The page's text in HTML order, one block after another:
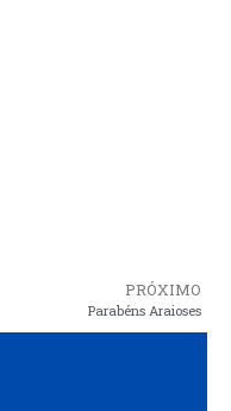
PRÓXIMO
Parabéns Araioses